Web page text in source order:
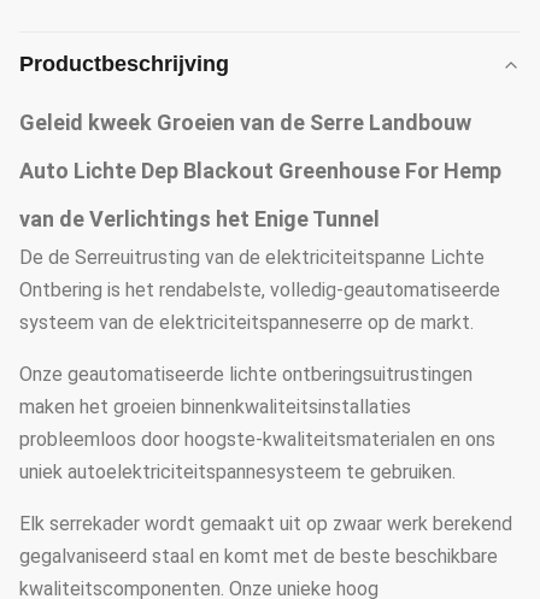
Productbeschrijving
Geleid kweek Groeien van de Serre Landbouw
Auto Lichte Dep Blackout Greenhouse For Hemp
van de Verlichtings het Enige Tunnel
De de Serreuitrusting van de elektriciteitspanne Lichte
Ontbering is het rendabelste, volledig-geautomatiseerde
systeem van de elektriciteitspanneserre op de markt.
Onze geautomatiseerde lichte ontberingsuitrustingen
maken het groeien binnenkwaliteitsinstallaties
probleemloos door hoogste-kwaliteitsmaterialen en ons
uniek autoelektriciteitspannesysteem te gebruiken.
Elk serrekader wordt gemaakt uit op zwaar werk berekend
gegalvaniseerd staal en komt met de beste beschikbare
kwaliteitscomponenten. Onze unieke hoog